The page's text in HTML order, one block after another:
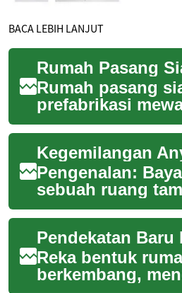
BACA LEBIH LANJUT
Rumah pasang
prefabrikasi
transformasi
dalam industri
kediaman
Pengenalan:
sebuah ruang
memukau
rotan moden,
bakul anyaman
Reka bentuk
berkembang,